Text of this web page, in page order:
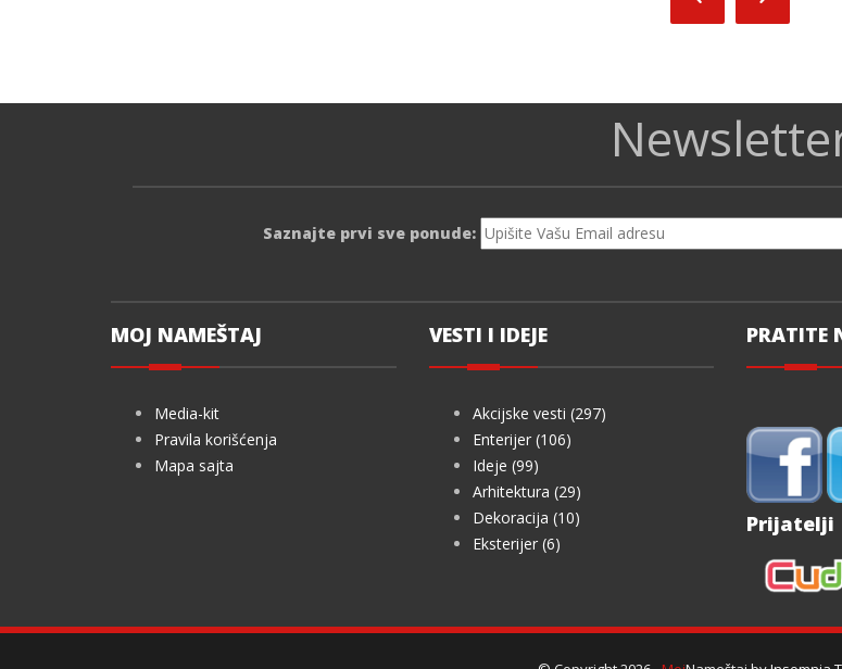
Saznajte prvi sve ponude:
MOJ NAMEŠTAJ
Media-kit
Pravila korišćenja
Mapa sajta
VESTI I IDEJE
Akcijske vesti (297)
Enterijer (106)
Ideje (99)
Arhitektura (29)
Dekoracija (10)
Eksterijer (6)
PRATITE
Prijatelji